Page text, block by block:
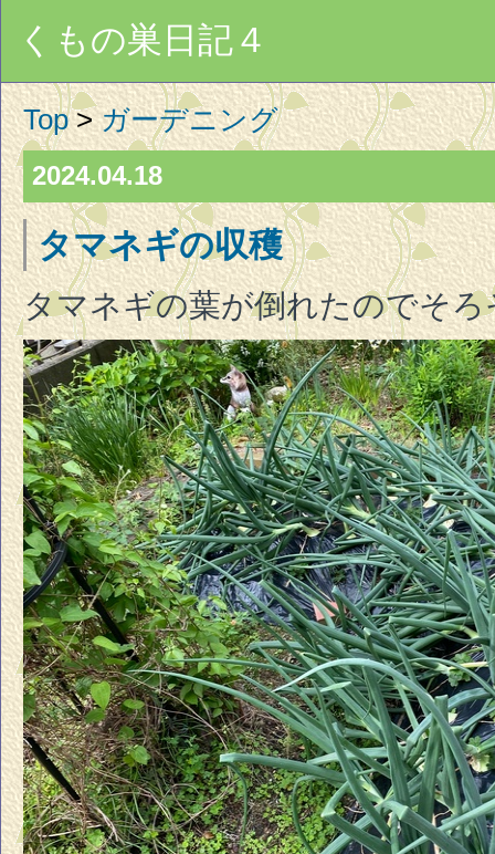
くもの巣日記４
Top>ガーデニング
2024.04.18
タマネギの収穫
タマネギの葉が倒れたのでそ